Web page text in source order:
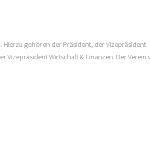
Hierzu gehören der Präsident, der Vizepräsident
Wirtschaft & Finanzen. Der